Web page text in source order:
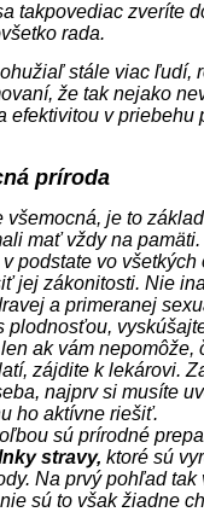
takpovediac zveríte
rada.
stále viac ľudí,
že tak nejako
efektivitou v priebehu
príroda
všemocná, je to
mať vždy na
podstate vo
jej zákonitosti. Nie
a primeranej
plodnosťou,
ak vám nepomôže,
zájdite k lekárovi.
najprv si musíte
ho aktívne riešiť.
sú prírodné
stravy, ktoré sú
Na prvý pohľad tak
sú to však žiadne